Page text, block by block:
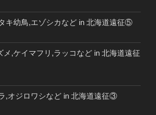
キ幼鳥,エゾシカなど in 北海道遠征⑤
メ,ケイマフリ,ラッコなど in 北海道遠征
,オジロワシなど in 北海道遠征③